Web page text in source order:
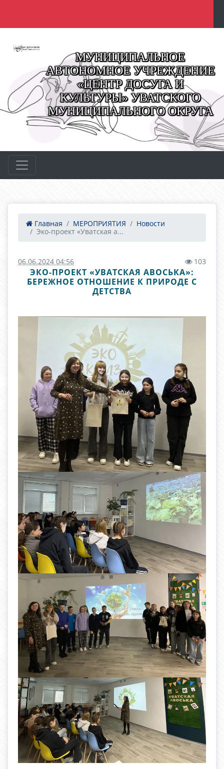
МУНИЦИПАЛЬНОЕ
АВТОНОМНОЕ УЧРЕЖДЕНИЕ
«ЦЕНТР ДОСУГА И
КУЛЬТУРЫ» УВАТСКОГО
МУНИЦИПАЛЬНОГО ОКРУГА
Главная МЕРОПРИЯТИЯ
Новости
Эко-проект «Уватская а...
06.06.2024 04:56 103
ЭКО-ПРОЕКТ «УВАТСКАЯ АВОСЬКА»:
БЕРЕЖНОЕ ОТНОШЕНИЕ К ПРИРОДЕ С
ДЕТСТВА